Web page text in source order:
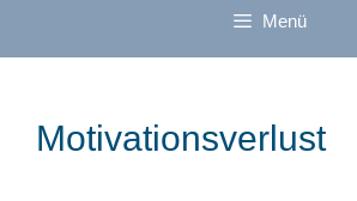
Menü
Motivationsverlust